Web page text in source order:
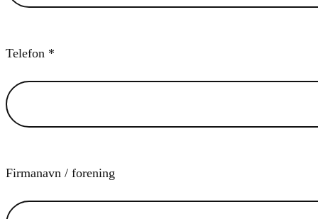
Telefon *
Firmanavn / forening